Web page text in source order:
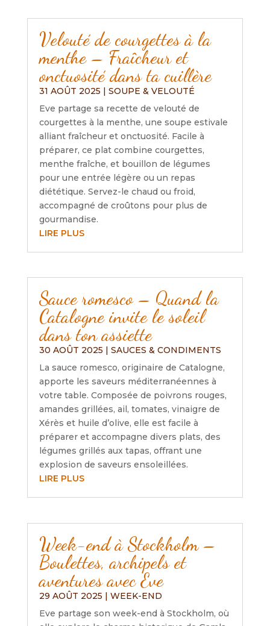
Velouté de courgettes à la
menthe – Fraîcheur et
onctuosité dans ta cuillère
31 AOÛT 2025 | SOUPE & VELOUTÉ
Eve partage sa recette de velouté de
courgettes à la menthe, une soupe estivale
alliant fraîcheur et onctuosité. Facile à
préparer, ce plat combine courgettes,
menthe fraîche, et bouillon de légumes
pour une entrée légère ou un repas
diététique. Servez-le chaud ou froid,
accompagné de croûtons pour plus de
gourmandise.
LIRE PLUS
Sauce romesco – Quand la
Catalogne invite le soleil
dans ton assiette
30 AOÛT 2025
SAUCES & CONDIMENTS
La sauce romesco, originaire de Catalogne,
apporte les saveurs méditerranéennes à
votre table. Composée de poivrons rouges,
amandes grillées, ail, tomates, vinaigre de
Xérès et huile d’olive, elle est facile à
préparer et accompagne divers plats, des
légumes grillés aux tapas, offrant une
explosion de saveurs ensoleillées.
LIRE PLUS
Week-end à Stockholm –
Boulettes, archipels et
aventures avec Eve
29 AOÛT 2025 | WEEK-END
Eve partage son week-end à Stockholm, où